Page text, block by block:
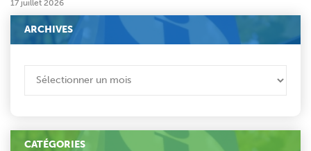
17 juillet 2026
ARCHIVES
CATÉGORIES